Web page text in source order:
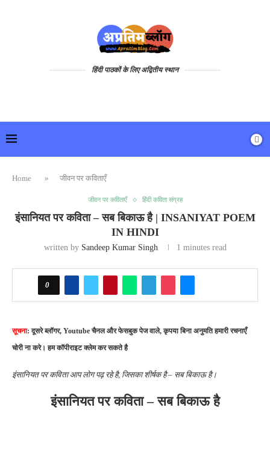
हिंदी पाठकों के लिए अद्वितीय स्थान
Home » जीवन पर कविताएँ
जीवन पर कविताएँ हिंदी कविता संग्रह
इंसानियत पर कविता – सब बिकाऊ है | INSANIYAT POEM
IN HINDI
written by Sandeep Kumar Singh 1 minutes read
0
सूचना: दूसरे ब्लॉगर, Youtube चैनल और फेसबुक पेज वाले, कृपया बिना अनुमति हमारी रचनाएँ
चोरी ना करे। हम कॉपीराइट क्लेम कर सकते है
इंसानियत पर कविता आप लोग पढ़ रहे है, जिसका शीर्षक है – सब बिकाऊ है।
इंसानियत पर कविता – सब बिकाऊ है